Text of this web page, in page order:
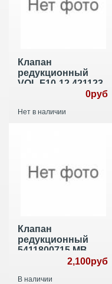
Клапан
редукционный
VOL F10-12 421123
0руб
Нет в наличии
Клапан
редукционный
5411800715 MB
2,100руб
В наличии